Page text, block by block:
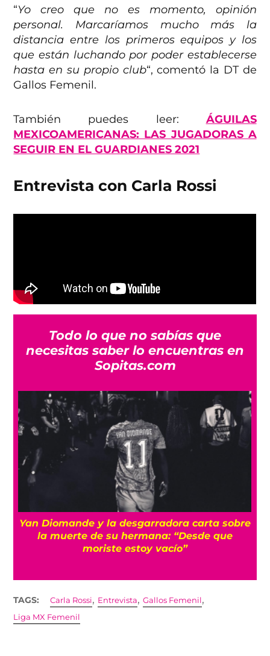
“Yo creo que no es momento, opinión
personal. Marcaríamos mucho más la
distancia entre los primeros equipos y los
que están luchando por poder establecerse
hasta en su propio club“, comentó la DT de
Gallos Femenil.
También puedes leer: ÁGUILAS
MEXICOAMERICANAS: LAS JUGADORAS A
SEGUIR EN EL GUARDIANES 2021
Entrevista con Carla Rossi
Todo lo que no sabías que
necesitas saber lo encuentras en
Sopitas.com
¡Imparables! México firma su mejor
participación en Juegos Centroamericanos
con récord de medallas
TAGS: Carla Rossi, Entrevista,Gallos Femenil ,
Liga MX Femenil